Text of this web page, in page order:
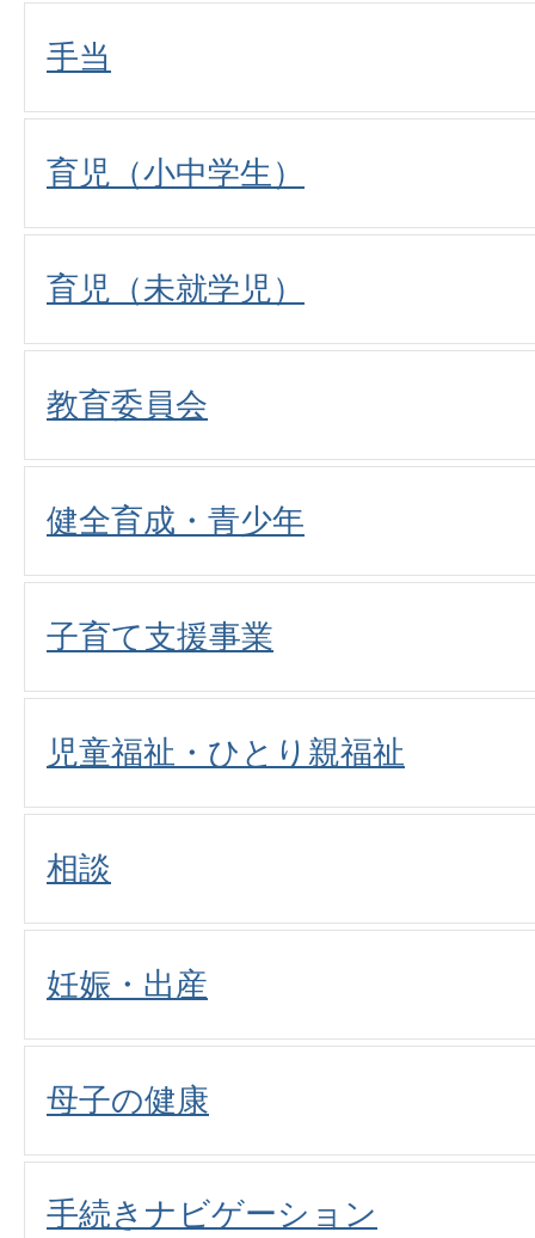
手当
育児（小中学生）
育児（未就学児）
教育委員会
健全育成・青少年
子育て支援事業
児童福祉・ひとり親福祉
相談
妊娠・出産
母子の健康
手続きナビゲーション